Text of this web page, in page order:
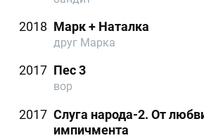
2018 Марк + Наталка
друг Марка
2017 Пес 3
вор
2017 Слуга народа-2. От
импичмента